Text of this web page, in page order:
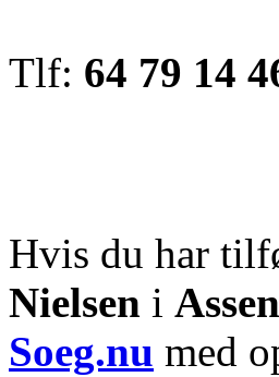
Tlf: 64 79 14
Hvis du har
Nielsen i
Soeg.nu med